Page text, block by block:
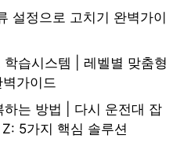
설정으로 고치기 완벽가이
습시스템 | 레벨별 맞춤형
가이드
하는 방법 | 다시 운전대 잡
5가지 핵심 솔루션